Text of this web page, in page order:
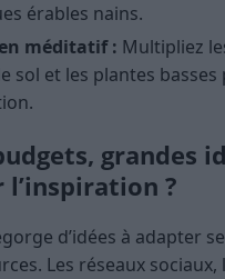
érables nains.
méditatif : Multipliez
sol et les plantes
grandes
?
d’idées à adapter
Les réseaux sociaux,